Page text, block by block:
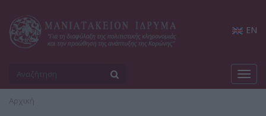
EN
Αρχική